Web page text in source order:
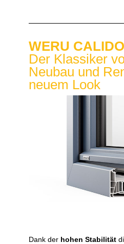
WERU CALIDO
Der Klassiker
Neubau und
neuem Look
Dank der hohen Stabilität